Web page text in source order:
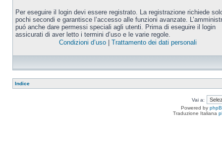
Per eseguire il login devi essere registrato. La registrazione richiede
pochi secondi e garantisce l’accesso alle funzioni avanzate.
puó anche dare permessi speciali agli utenti. Prima di eseguire il login
assicurati di aver letto i termini d’uso e le varie regole.
Condizioni d’uso| Trattamento dei dati personali
Indice
Vai a:
Powered by
Traduzione Italiana